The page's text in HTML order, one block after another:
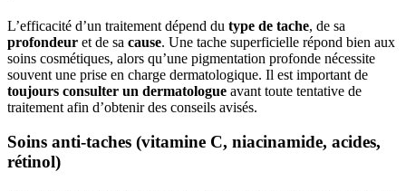
L’efficacité d’un traitement dépend du type de tache, de sa
profondeur et de sa cause. Une tache superficielle répond bien aux
soins cosmétiques, alors qu’une pigmentation profonde nécessite
souvent une prise en charge dermatologique. Il est important de
toujours consulter un dermatologue avant toute tentative de
traitement afin d’obtenir des conseils avisés.
Soins anti-taches (vitamine C, niacinamide, acides,
rétinol)